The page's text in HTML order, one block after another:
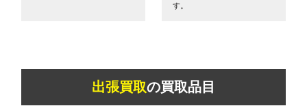
す。
出張買取の買取品目